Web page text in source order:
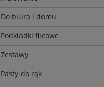
Do biura i domu
Podkładki filcowe
Zestawy
Pasty do rąk